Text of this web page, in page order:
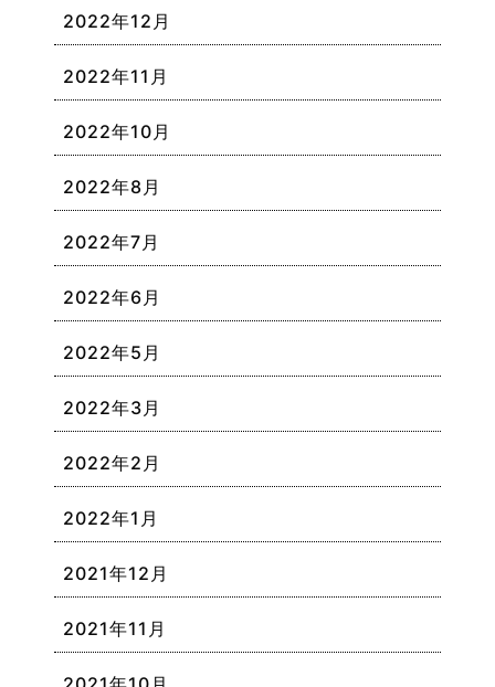
2022年12月
2022年11月
2022年10月
2022年8月
2022年7月
2022年6月
2022年5月
2022年3月
2022年2月
2022年1月
2021年12月
2021年11月